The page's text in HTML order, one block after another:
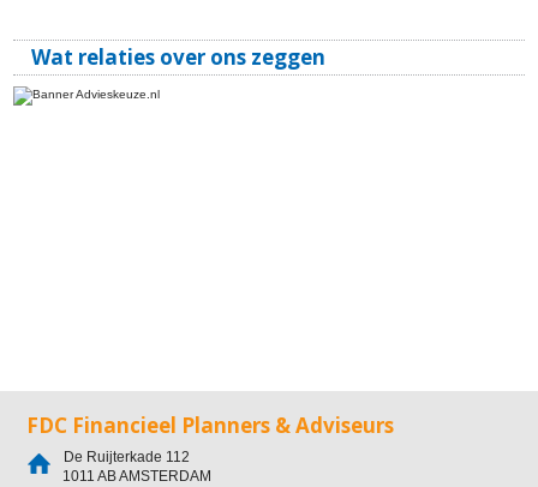
Wat relaties over ons zeggen
FDC Financieel Planners & Adviseurs
De Ruijterkade 112
1011 ABAMSTERDAM